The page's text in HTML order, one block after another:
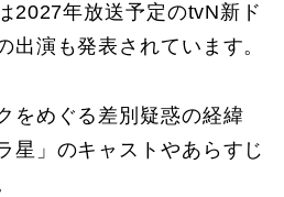
2027年放送予定のtvN新ド
出演も発表されています。
をめぐる差別疑惑の経緯
星」のキャストやあらすじ